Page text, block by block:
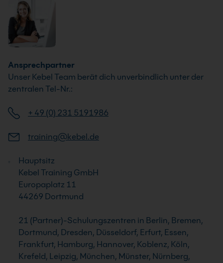
Ansprechpartner
Unser Kebel Team berät dich unverbindlich unter der
zentralen Tel-Nr.:
+ 49 (0) 231 5191986
training@kebel.de
Hauptsitz
Kebel Training GmbH
Europaplatz 11
44269 Dortmund
21 (Partner)-Schulungszentren in Berlin, Bremen,
Dortmund, Dresden, Düsseldorf, Erfurt, Essen,
Frankfurt, Hamburg, Hannover, Koblenz, Köln,
Krefeld, Leipzig, München, Münster, Nürnberg,